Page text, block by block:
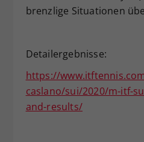
brenzlige Situationen
Detailergebnisse:
https://
caslano/sui/2020/m-itf-
and-results/